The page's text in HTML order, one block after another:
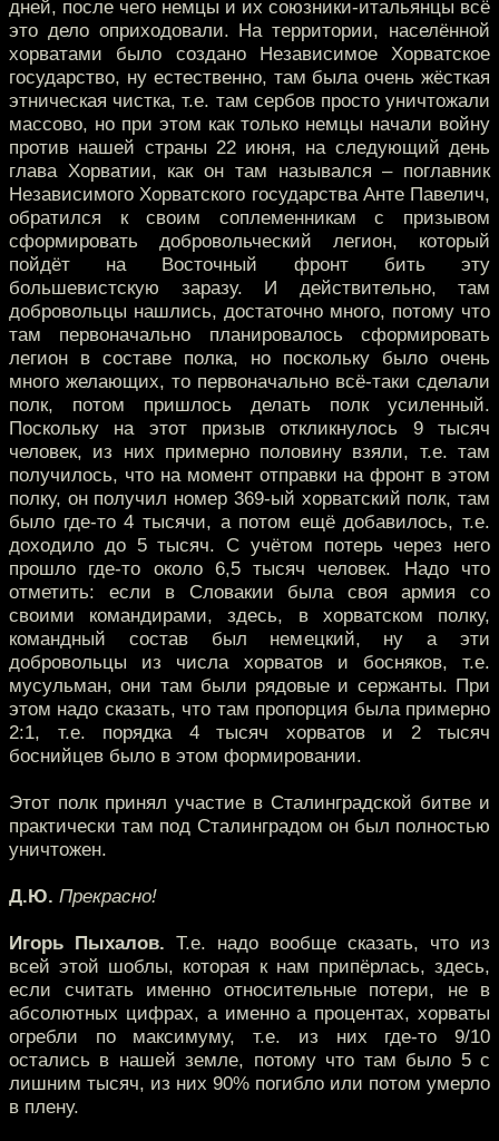
дней, после чего немцы и их союзники-итальянцы всё
это дело оприходовали. На территории, населённой
хорватами было создано Независимое Хорватское
государство, ну естественно, там была очень жёсткая
этническая чистка, т.е. там сербов просто уничтожали
массово, но при этом как только немцы начали войну
против нашей страны 22 июня, на следующий день
глава Хорватии, как он там назывался – поглавник
Независимого Хорватского государства Анте Павелич,
обратился к своим соплеменникам с призывом
сформировать добровольческий легион, который
пойдёт на Восточный фронт бить эту
большевистскую заразу. И действительно, там
добровольцы нашлись, достаточно много, потому что
там первоначально планировалось сформировать
легион в составе полка, но поскольку было очень
много желающих, то первоначально всё-таки сделали
полк, потом пришлось делать полк усиленный.
Поскольку на этот призыв откликнулось 9 тысяч
человек, из них примерно половину взяли, т.е. там
получилось, что на момент отправки на фронт в этом
полку, он получил номер 369-ый хорватский полк, там
было где-то 4 тысячи, а потом ещё добавилось, т.е.
доходило до 5 тысяч. С учётом потерь через него
прошло где-то около 6,5 тысяч человек. Надо что
отметить: если в Словакии была своя армия со
своими командирами, здесь, в хорватском полку,
командный состав был немецкий, ну а эти
добровольцы из числа хорватов и босняков, т.е.
мусульман, они там были рядовые и сержанты. При
этом надо сказать, что там пропорция была примерно
2:1, т.е. порядка 4 тысяч хорватов и 2 тысяч
боснийцев было в этом формировании.
Этот полк принял участие в Сталинградской битве и
практически там под Сталинградом он был полностью
уничтожен.
Д.Ю. Прекрасно!
Игорь Пыхалов. Т.е. надо вообще сказать, что из
всей этой шоблы, которая к нам припёрлась, здесь,
если считать именно относительные потери, не в
абсолютных цифрах, а именно а процентах, хорваты
огребли по максимуму, т.е. из них где-то 9/10
остались в нашей земле, потому что там было 5 с
лишним тысяч, из них 90% погибло или потом умерло
в плену.